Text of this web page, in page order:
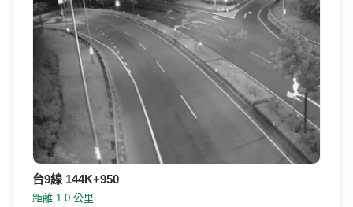
台9丁線 54K+070
距離 1.0 公里